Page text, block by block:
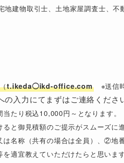
建物取引士、土地家屋調査士、不
t.ikeda◯ikd-office.com※送信時
の入力にてまずはご連絡くださ
たり税込10,000円～となります。
と御見積額のご提示がスムーズに進
名称（共有の場合は全員）、②地
適宜教えていただけたらと思います